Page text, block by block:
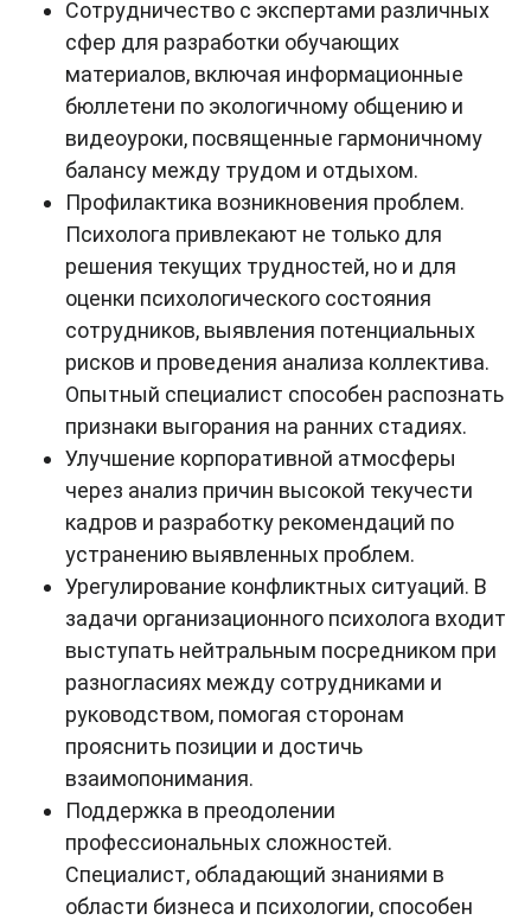
Сотрудничество с экспертами различных
сфер для разработки обучающих
материалов, включая информационные
бюллетени по экологичному общению и
видеоуроки, посвященные гармоничному
балансу между трудом и отдыхом.
Профилактика возникновения проблем.
Психолога привлекают не только для
решения текущих трудностей, но и для
оценки психологического состояния
сотрудников, выявления потенциальных
рисков и проведения анализа коллектива.
Опытный специалист способен распознать
признаки выгорания на ранних стадиях.
Улучшение корпоративной атмосферы
через анализ причин высокой текучести
кадров и разработку рекомендаций по
устранению выявленных проблем.
Урегулирование конфликтных ситуаций. В
задачи организационного психолога входит
выступать нейтральным посредником при
разногласиях между сотрудниками и
руководством, помогая сторонам
прояснить позиции и достичь
взаимопонимания.
Поддержка в преодолении
профессиональных сложностей.
Специалист, обладающий знаниями в
области бизнеса и психологии, способен